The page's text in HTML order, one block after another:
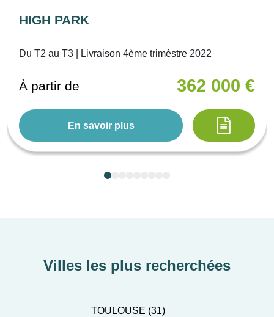
HIGH PARK
Du T2 au T3 | Livraison 4ème trimèstre 2022
À partir de 362 000 €
En savoir plus
Villes les plus recherchées
TOULOUSE (31)